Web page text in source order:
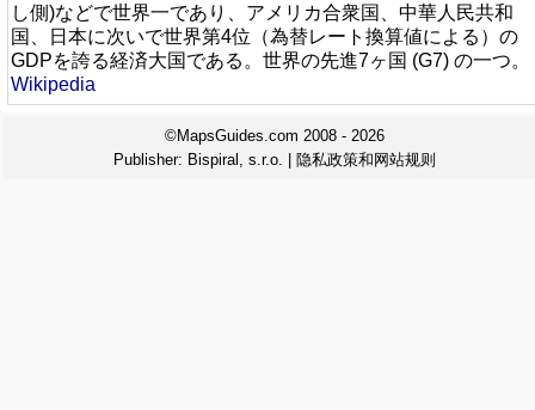
し側)などで世界一であり、アメリカ合衆国、中華人民共和
国、日本に次いで世界第4位（為替レート換算値による）の
GDPを誇る経済大国である。世界の先進7ヶ国 (G7) の一つ。
Wikipedia
©MapsGuides.com 2008 - 2026
Publisher: Bispiral, s.r.o. 隐私政策和网站规则